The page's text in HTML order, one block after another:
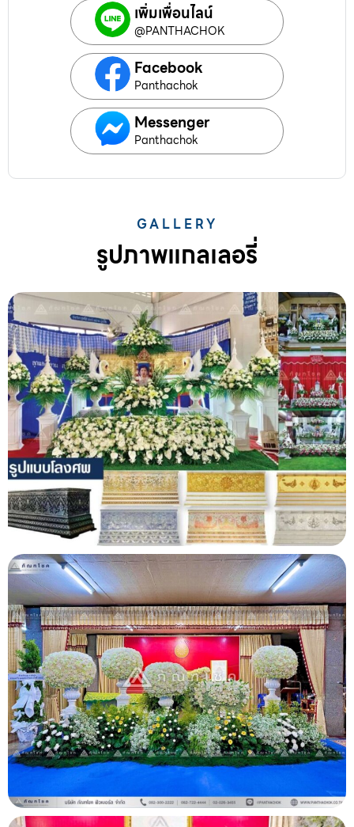
เพิ่มเพื่อนไลน์
@PANTHACHOK
Facebook
Panthachok
Messenger
Panthachok
GALLERY
รูปภาพแกลเลอรี่